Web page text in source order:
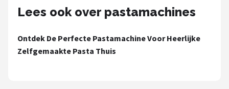
Moulinex
Magimix
Lees ook over pastamachines
Ontdek De Perfecte Pastamachine Voor Heerlijke
Zelfgemaakte Pasta Thuis